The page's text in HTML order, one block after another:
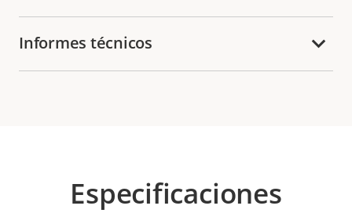
Informes técnicos
Especificaciones